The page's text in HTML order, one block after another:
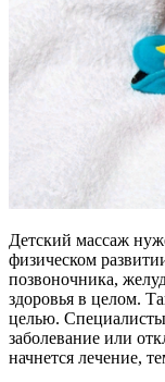
Детский массаж
физическом
позвоночника,
здоровья в целом.
целью.
заболевание или
начнется лечение,